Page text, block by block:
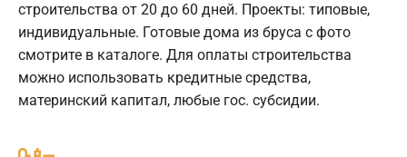
строительства от 20 до 60 дней. Проекты: типовые,
индивидуальные. Готовые дома из бруса с фото
смотрите в каталоге. Для оплаты строительства
можно использовать кредитные средства,
материнский капитал, любые гос. субсидии.